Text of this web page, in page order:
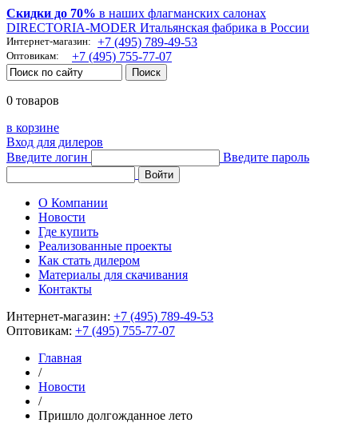
Скидки до 70% в наших флагманских салонах
DIRECTORIA-MODER Итальянская фабрика в России
Интернет-магазин: +7 (495) 789-49-53
Оптовикам: +7 (495) 755-77-07
0 товаров
в корзине
Вход для дилеров
Введите логин
Введите пароль
О Компании
Новости
Где купить
Реализованные проекты
Как стать дилером
Материалы для скачивания
Контакты
Интернет-магазин: +7 (495) 789-49-53
Оптовикам: +7 (495) 755-77-07
Главная
/
Новости
/
Пришло долгожданное лето